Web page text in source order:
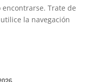
Trate de
la navegación